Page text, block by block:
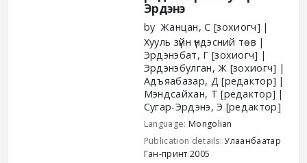
Эрдэнэ
by Жанцан, С [зохиогч]
Хууль зүйн үндэсний төв
Эрдэнэбат, Г [зохиогч]
Эрдэнэбулган, Ж [зохиогч]
Адъяабазар, Д [редактор]
Мэндсайхан, Т [редактор]
Сугар-Эрдэнэ, Э [редактор]
Language: Mongolian
Publication details:Улаанбаатар
Ган-принт 2005